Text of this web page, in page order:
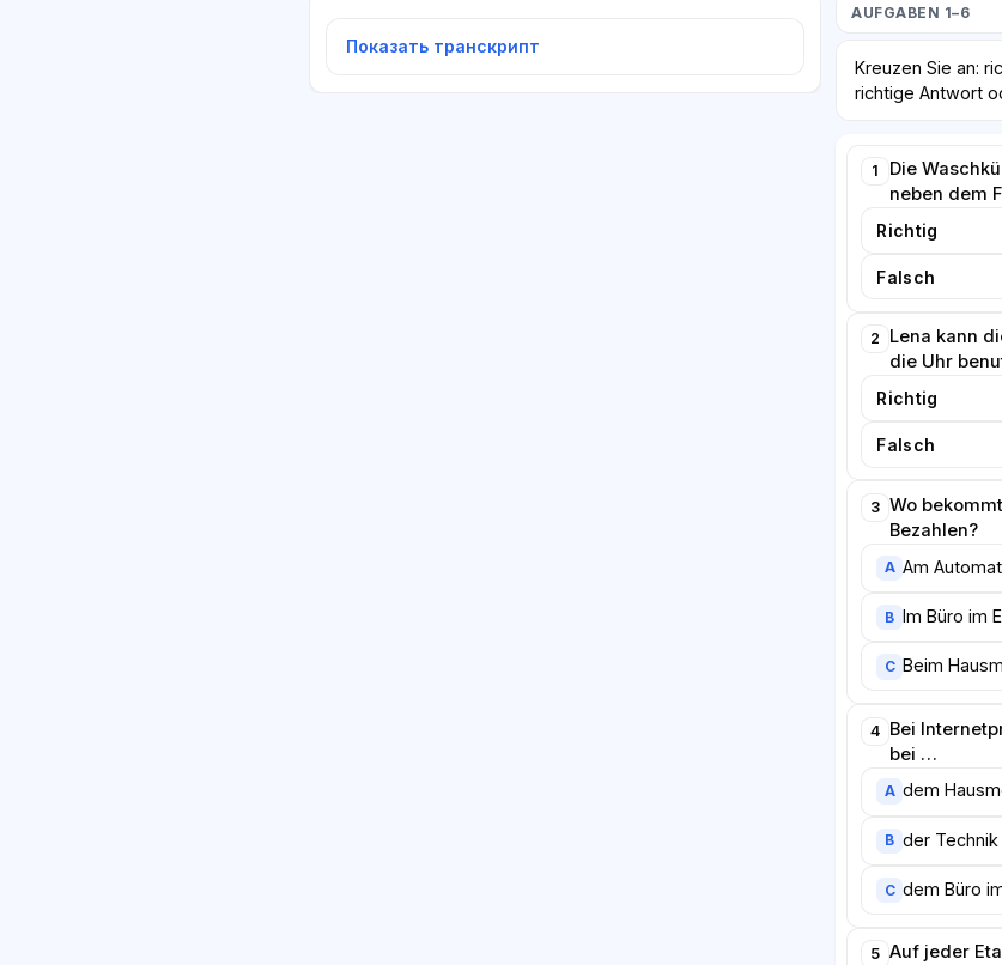
Показать транскрипт
AUFGABEN 1–6
Kreuzen Sie an:
richtige Antwort
1
Die
neben dem
Richtig
Falsch
2
Lena kann
die Uhr
Richtig
Falsch
3 Wo
Bezahlen?
A Am
B Im Büro im
C Beim
4 Bei
bei …
A dem
B der Technik
C dem Büro
5 Auf jeder